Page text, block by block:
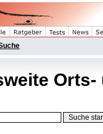
Orts-